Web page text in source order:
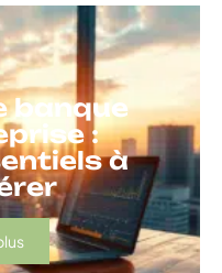
banque
:
à